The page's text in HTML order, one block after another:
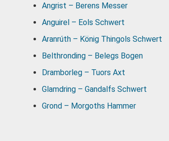
Angrist – Berens Messer
Anguirel – Eols Schwert
Aranrúth – König Thingols Schwert
Belthronding – Belegs Bogen
Dramborleg – Tuors Axt
Glamdring – Gandalfs Schwert
Grond – Morgoths Hammer